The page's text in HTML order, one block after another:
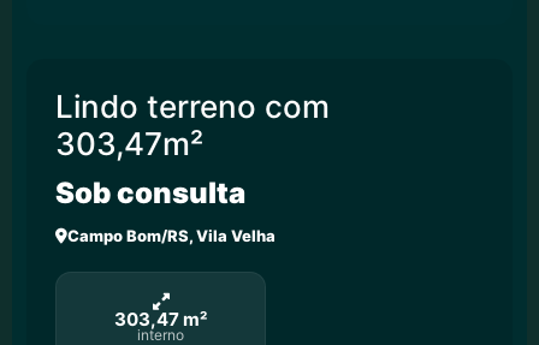
Lindo terreno com
303,47m²
Sob consulta
Campo Bom/RS, Vila Velha
303,47 m²
interno